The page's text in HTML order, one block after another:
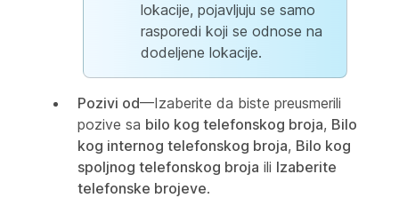
lokacije, pojavljuju se samo
rasporedi koji se odnose na
dodeljene lokacije.
Pozivi od—Izaberite da biste preusmerili
pozive sa bilo kog telefonskog broja, Bilo
kog internog telefonskog broja, Bilo kog
spoljnog telefonskog broja ili Izaberite
telefonske brojeve.